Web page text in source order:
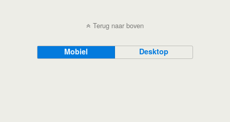
Terug naar boven
Mobiel Desktop